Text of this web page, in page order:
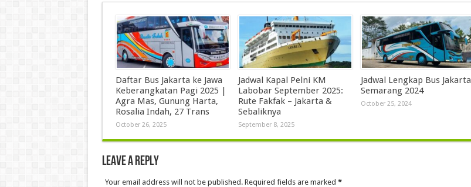
Daftar Bus Jakarta ke Jawa
Keberangkatan Pagi 2025 |
Agra Mas, Gunung Harta,
Rosalia Indah, 27 Trans
October 26, 2025
Jadwal Kapal Pelni KM
Labobar September 2025:
Rute Fakfak – Jakarta &
Sebaliknya
September 8, 2025
Jadwal Lengkap Bus Jakarta
Semarang 2024
October 25, 2024
Leave a Reply
Your email address will not be published. Required fields are marked *